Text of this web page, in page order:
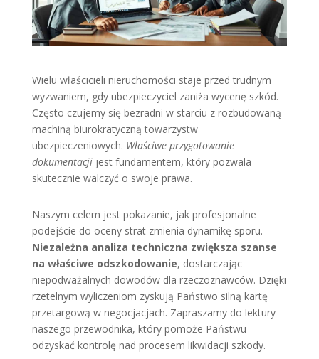
Wielu właścicieli nieruchomości staje przed trudnym
wyzwaniem, gdy ubezpieczyciel zaniża wycenę szkód.
Często czujemy się bezradni w starciu z rozbudowaną
machiną biurokratyczną towarzystw
ubezpieczeniowych. Właściwe przygotowanie
dokumentacjijest fundamentem, który pozwala
skutecznie walczyć o swoje prawa.
Naszym celem jest pokazanie, jak profesjonalne
podejście do oceny strat zmienia dynamikę sporu.
Niezależna analiza techniczna zwiększa szanse
na właściwe odszkodowanie, dostarczając
niepodważalnych dowodów dla rzeczoznawców. Dzięki
rzetelnym wyliczeniom zyskują Państwo silną kartę
przetargową w negocjacjach. Zapraszamy do lektury
naszego przewodnika, który pomoże Państwu
odzyskać kontrolę nad procesem likwidacji szkody.